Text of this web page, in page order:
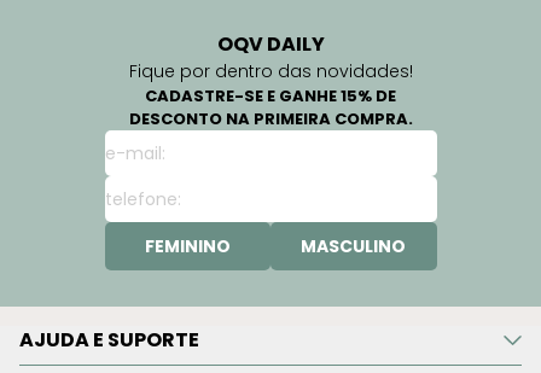
OQV DAILY
Fique por dentro das novidades!
CADASTRE-SE E GANHE 15% DE
DESCONTO NA PRIMEIRA COMPRA.
FEMININO MASCULINO
AJUDA E SUPORTE